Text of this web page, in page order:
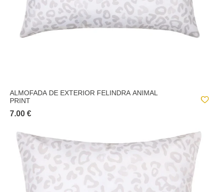
ALMOFADA DE EXTERIOR FELINDRA ANIMAL
PRINT
7.00 €